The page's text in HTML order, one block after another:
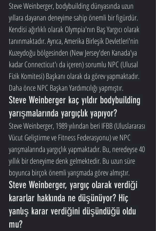
Steve Weinberger, bodybuilding dünyasında uzun
yıllara dayanan deneyime sahip önemli bir figürdür.
Kendisi ağırlıklı olarak Olympia'nın Baş Yargıcı olarak
tanınmaktadır. Ayrıca, Amerika Birleşik Devletleri'nin
Kuzeydoğu bölgesinden (New Jersey'den Kanada'ya
kadar Connecticut'ı da içeren) sorumlu NPC (Ulusal
Fizik Komitesi) Başkanı olarak da görev yapmaktadır.
Daha önce NPC Başkan Yardımcılığı yapmıştır.
Steve Weinberger kaç yıldır bodybuilding
yarışmalarında yargıçlık yapıyor?
Steve Weinberger, 1989 yılından beri IFBB (Uluslararası
Vücut Geliştirme ve Fitness Federasyonu) ve NPC
yarışmalarında yargıçlık yapmaktadır. Bu, neredeyse 40
yıllık bir deneyime denk gelmektedir. Bu uzun süre
boyunca birçok önemli yarışmada görev almıştır.
Steve Weinberger, yargıç olarak verdiği
kararlar hakkında ne düşünüyor? Hiç
yanlış karar verdiğini düşündüğü oldu
mu?